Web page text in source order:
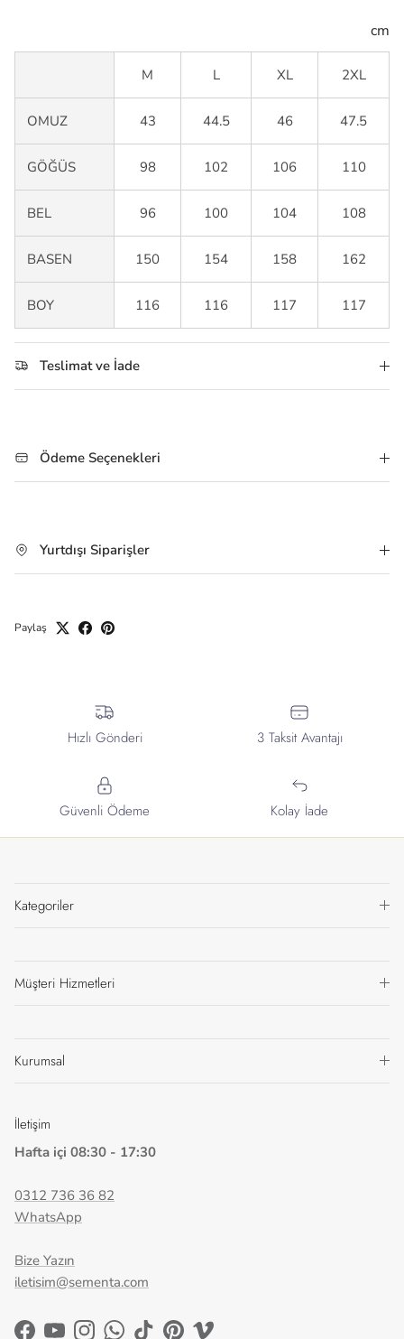
cm
M L XL 2XL
OMUZ 43 44.5 46 47.5
GÖĞÜS 98 102 106 110
BEL 96 100 104 108
BASEN 150 154 158 162
BOY 116 116 117 117
Teslimat ve İade
Ödeme Seçenekleri
Yurtdışı Siparişler
Paylaş
Hızlı Gönderi 3 Taksit Avantajı
Güvenli Ödeme Kolay İade
Kategoriler
Müşteri Hizmetleri
Kurumsal
İletişim
Hafta içi 08:30 - 17:30
0312 736 36 82
WhatsApp
Bize Yazın
iletisim@sementa.com